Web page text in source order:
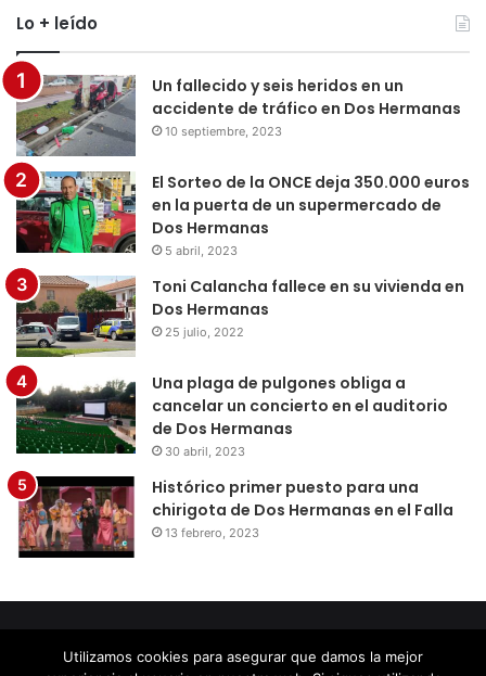
Lo + leído
Un fallecido y seis heridos en un
accidente de tráfico en Dos Hermanas
10 septiembre, 2023
El Sorteo de la ONCE deja 350.000 euros
en la puerta de un supermercado de
Dos Hermanas
5 abril, 2023
Toni Calancha fallece en su vivienda en
Dos Hermanas
25 julio, 2022
Una plaga de pulgones obliga a
cancelar un concierto en el auditorio
de Dos Hermanas
30 abril, 2023
Histórico primer puesto para una
chirigota de Dos Hermanas en el Falla
13 febrero, 2023
Utilizamos cookies para asegurar que damos la mejor